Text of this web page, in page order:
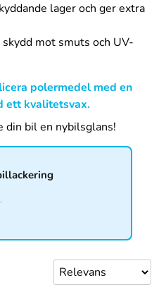
lager och ger extra
mot smuts och UV-
polermedel med en
ett kvalitetsvax.
din bil en nybilsglans!